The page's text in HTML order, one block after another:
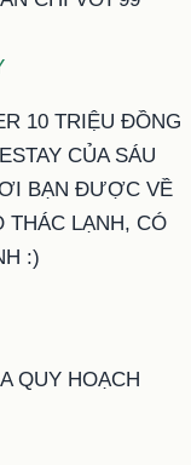
10 TRIỆU ĐỒNG
CỦA SÁU
BẠN ĐƯỢC VỀ
THÁC LẠNH, CÓ
:)
QUY HOẠCH